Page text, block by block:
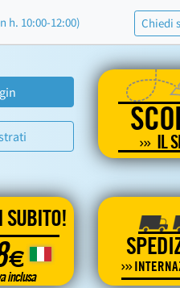
h. 10:00-12:00) Chiedi
IL
SUBITO!
€
inclusa